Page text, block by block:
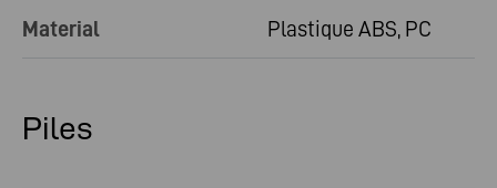
Material Plastique ABS, PC
Piles